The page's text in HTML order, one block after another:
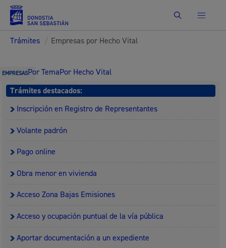
Buscar
Trámites / Empresas por Hecho Vital
EMPRESASPor TemaPor Hecho Vital
Trámites destacados:
Inscripción en Registro de Representantes
Volante padrón
Pago online
Obra menor en vivienda
Acceso Zona Bajas Emisiones
Acceso y ocupación puntual de la vía pública
Aportar documentación a un expediente